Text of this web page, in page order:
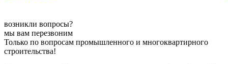
возникли вопросы?
мы вам перезвоним
Только по вопросам промышленного и многоквартирного
строительства!